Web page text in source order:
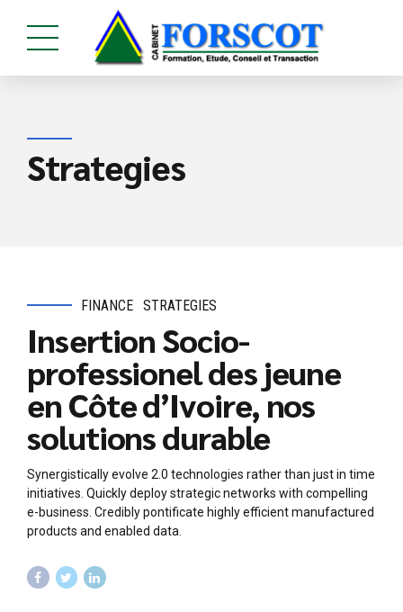
Strategies
FINANCE STRATEGIES
Insertion Socio-
professionel des jeune
en Côte d’Ivoire, nos
solutions durable
Synergistically evolve 2.0 technologies rather than just in time
initiatives. Quickly deploy strategic networks with compelling
e-business. Credibly pontificate highly efficient manufactured
products and enabled data.